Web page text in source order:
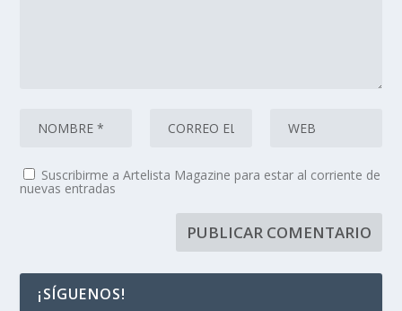
Suscribirme a Artelista Magazine para estar al corriente de
nuevas entradas
¡SÍGUENOS!